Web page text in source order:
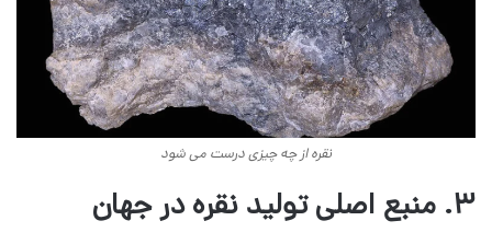
نقره از چه چیزی درست می شود
۳. منبع اصلی تولید نقره در جهان